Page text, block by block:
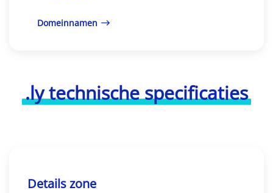
Domeinnamen
.ly technische specificaties
Details zone